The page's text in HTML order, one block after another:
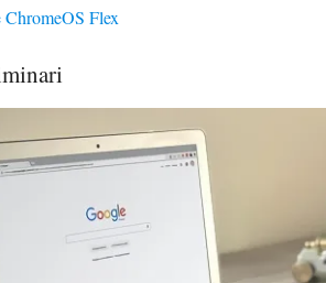
ChromeOS Flex